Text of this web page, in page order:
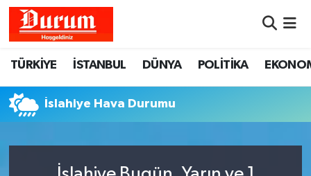
TÜRKİYE İSTANBUL DÜNYA POLİTİKA
İslahiye Hava Durumu
Hava Durumu
Namaz Vakitleri